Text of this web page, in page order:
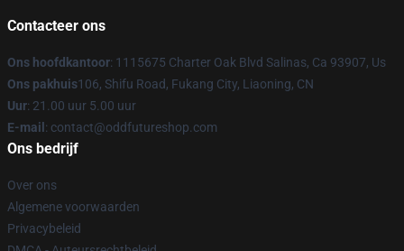
Contacteer ons
Ons hoofdkantoor: 1115675 Charter Oak Blvd Salinas, Ca 93907, Us
Ons pakhuis106, Shifu Road, Fukang City, Liaoning, CN
Uur: 21.00 uur 5.00 uur
E-mail : contact@oddfutureshop.com
Ons bedrijf
Over ons
Algemene voorwaarden
Privacybeleid